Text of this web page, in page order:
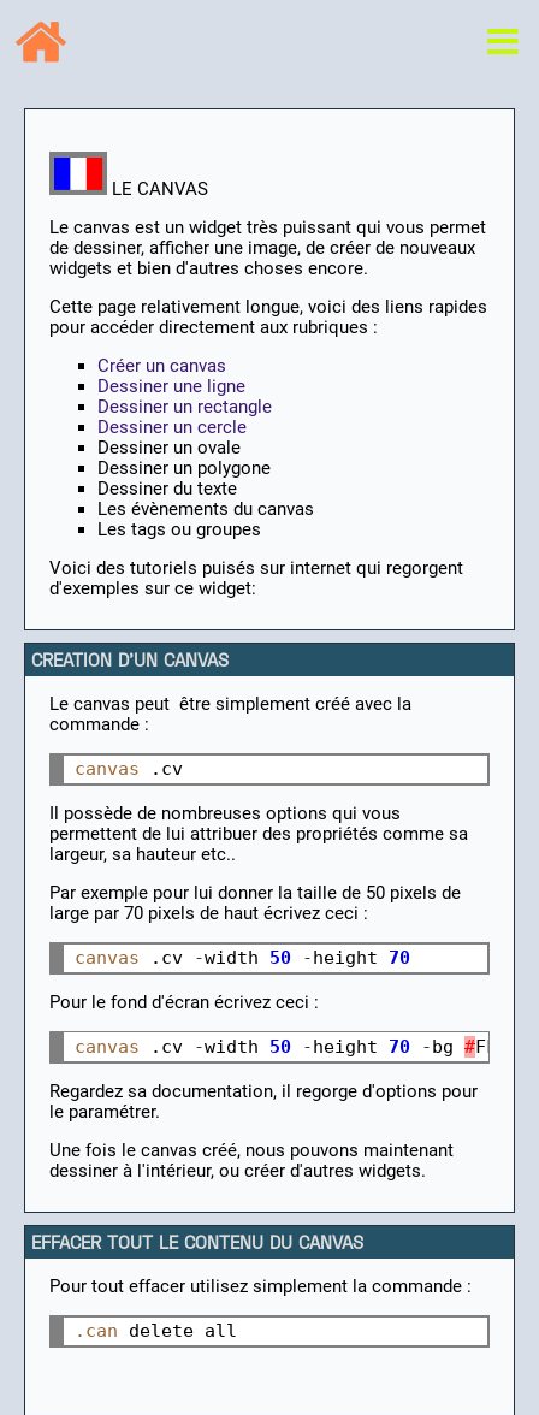
LE CANVAS
Le canvas est un widget très puissant qui vous permet
de dessiner, afficher une image, de créer de nouveaux
widgets et bien d'autres choses encore.
Cette page relativement longue, voici des liens rapides
pour accéder directement aux rubriques :
Créer un canvas
Dessiner une ligne
Dessiner un rectangle
Dessiner un cercle
Dessiner un ovale
Dessiner un polygone
Dessiner du texte
Les évènements du canvas
Les tags ou groupes
Voici des tutoriels puisés sur internet qui regorgent
d'exemples sur ce widget:
CREATION D'UN CANVAS
Le canvas peut être simplement créé avec la
commande :
canvas
Il possède de nombreuses options qui vous
permettent de lui attribuer des propriétés comme sa
largeur, sa hauteur etc..
Par exemple pour lui donner la taille de 50 pixels de
large par 70 pixels de haut écrivez ceci :
canvas .cv -width 50 -height 70
Pour le fond d'écran écrivez ceci :
canvas .cv -width 50 -height 70 -bg #
Regardez sa documentation, il regorge d'options pour
le paramétrer.
Une fois le canvas créé, nous pouvons maintenant
dessiner à l'intérieur, ou créer d'autres widgets.
EFFACER TOUT LE CONTENU DU CANVAS
Pour tout effacer utilisez simplement la commande :
.can delete